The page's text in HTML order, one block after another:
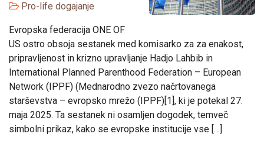
Pro-life dogajanje
Evropska federacija ONE OF
US ostro obsoja sestanek med komisarko za za enakost,
pripravljenost in krizno upravljanje Hadjo Lahbib in
International Planned Parenthood Federation – European
Network (IPPF) (Mednarodno zvezo načrtovanega
starševstva – evropsko mrežo (IPPF)[1], ki je potekal 27.
maja 2025. Ta sestanek ni osamljen dogodek, temveč
simbolni prikaz, kako se evropske institucije vse […]